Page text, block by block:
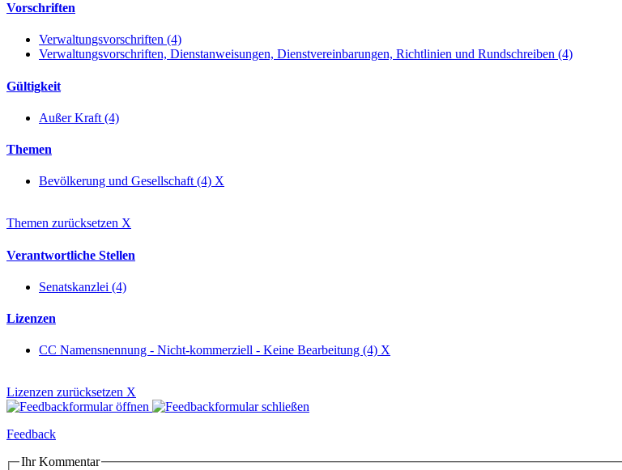
Vorschriften
Verwaltungsvorschriften (4)
Verwaltungsvorschriften, Dienstanweisungen, Dienstvereinbarungen, Richtlinien und Rundschreiben (4)
Gültigkeit
Außer Kraft (4)
Themen
Bevölkerung und Gesellschaft (4) X
Themen zurücksetzen X
Verantwortliche Stellen
Senatskanzlei (4)
Lizenzen
CC Namensnennung - Nicht-kommerziell - Keine Bearbeitung (4) X
Lizenzen zurücksetzen X
Feedback
Ihr Kommentar